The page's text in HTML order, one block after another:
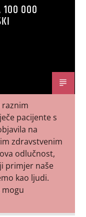
100 000
raznim
pacijente s
na
zdravstvenim
odlučnost,
primjer naše
kao ljudi.
mogu